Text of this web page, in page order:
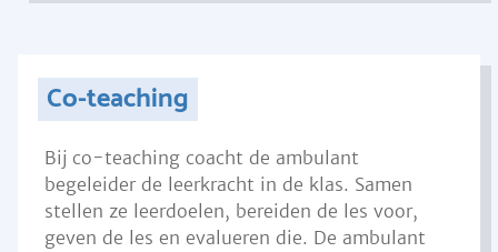
Co-teaching
Bij co-teaching coacht de ambulant
begeleider de leerkracht in de klas. Samen
stellen ze leerdoelen, bereiden de les voor,
geven de les en evalueren die. De ambulant